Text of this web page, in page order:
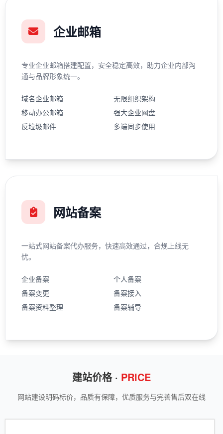
企业邮箱
专业企业邮箱搭建配置，安全稳定高效，助力企业内部沟
通与品牌形象统一。
域名企业邮箱
无限组织架构
移动办公邮箱
强大企业网盘
反垃圾邮件
多端同步使用
网站备案
一站式网站备案代办服务，快速高效通过，合规上线无
忧。
企业备案
个人备案
备案变更
备案接入
备案资料整理
备案辅导
建站价格 · PRICE
网站建设明码标价，品质有保障，优质服务与完善售后双在线